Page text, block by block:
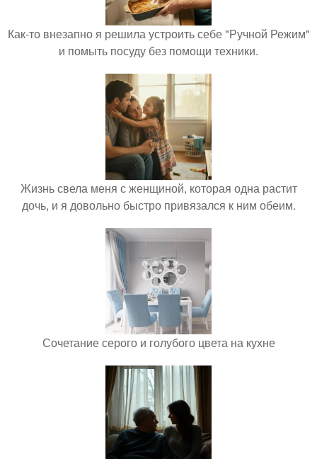
Как-то внезапно я решила устроить себе "Ручной Режим"
и помыть посуду без помощи техники.
Жизнь свела меня с женщиной, которая одна растит
дочь, и я довольно быстро привязался к ним обеим.
Сочетание серого и голубого цвета на кухне